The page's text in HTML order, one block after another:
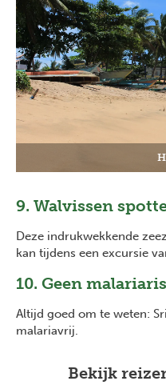
9. Walvissen
Deze indrukwekkende
kan tijdens een excursie
10. Geen
Altijd goed om te weten:
malariavrij.
Bekijk